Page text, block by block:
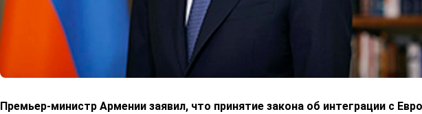
Премьер-министр Армении заявил, что принятие закона об интеграции с